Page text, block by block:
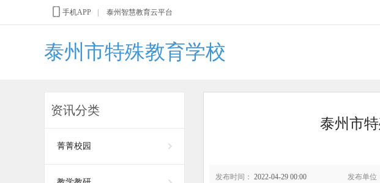
手机APP 泰州智慧教育云平台
泰州市特殊教育学校
资讯分类
菁菁校园
泰州市
发布时间： 2022-04-29 00:00 发布单位